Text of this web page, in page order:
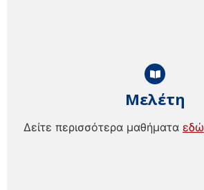
Μελέτη
Δείτε περισσότερα μαθήματα εδώ